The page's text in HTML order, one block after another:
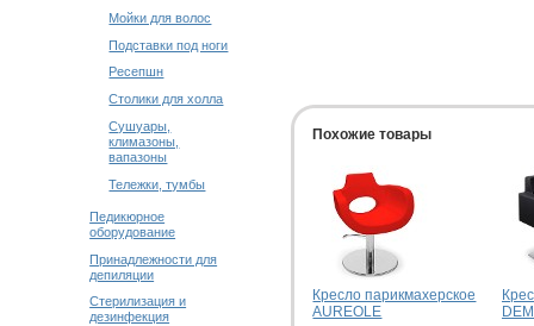
Мойки для волос
Подставки под ноги
Ресепшн
Столики для холла
Сушуары,
климазоны,
вапазоны
Тележки, тумбы
Педикюрное
оборудование
Принадлежности для
депиляции
Стерилизация и
дезинфекция
Похожие товары
Кресло парикмахерское
AUREOLE